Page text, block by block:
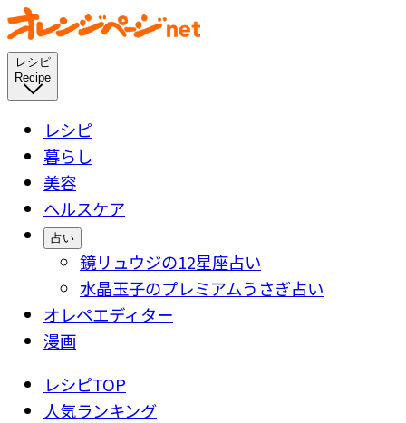
レシピ
Recipe
レシピ
暮らし
美容
ヘルスケア
占い
鏡リュウジの12星座占い
水晶玉子のプレミアムうさぎ占い
オレペエディター
漫画
レシピTOP
人気ランキング